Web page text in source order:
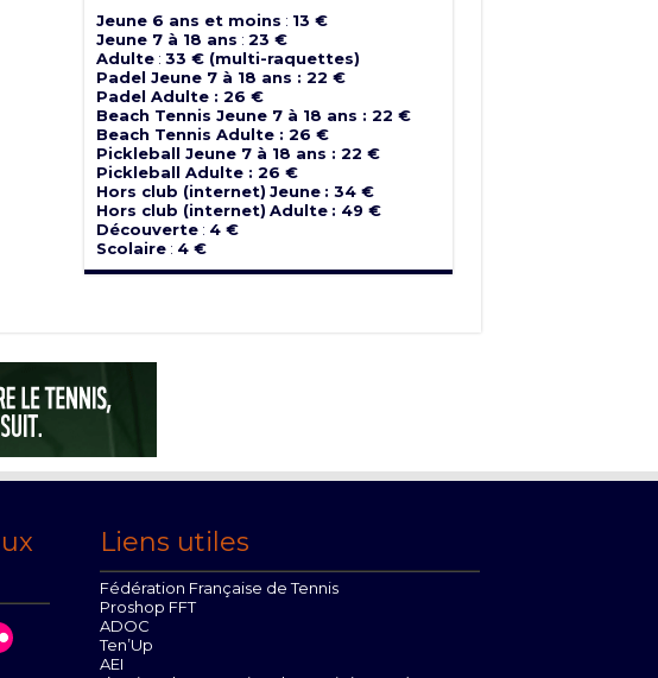
Jeune 6 ans et moins : 13 €
Jeune 7 à 18 ans : 23 €
Adulte: 33 € (multi-raquettes)
Padel Jeune 7 à 18 ans : 22 €
Padel Adulte : 26 €
Beach Tennis Jeune 7 à 18 ans : 22 €
Beach Tennis Adulte : 26 €
Pickleball Jeune 7 à 18 ans : 22 €
Pickleball Adulte : 26 €
Hors club (internet) Jeune : 34 €
Hors club (internet) Adulte : 49 €
Découverte: 4 €
Scolaire: 4 €
Liens utiles
Fédération Française de Tennis
Proshop FFT
ADOC
Ten’Up
AEI